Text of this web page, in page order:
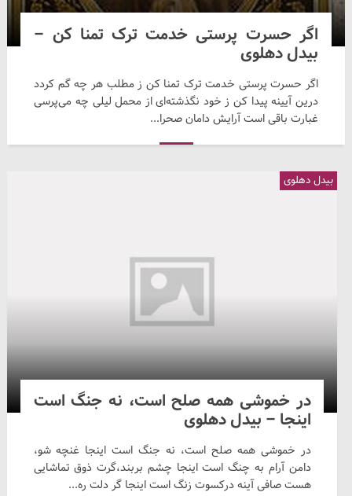
اگر حسرت پرستی خدمت ترک تمنا کن –
بیدل دهلوی
اگر حسرت پرستی خدمت ترک تمنا کن ز مطلب هر چه گم کردد
درین آیینه پیدا کن ز خود نگذشته‌ای از محمل لیلی چه می‌پرسی
غبارت باقی است آرایش دامان صحرا...
در خموشی همه صلح است‌، نه جنگ است
اینجا – بیدل دهلوی
در خموشی همه صلح است‌، نه جنگ است اینجا غنچه شو،
دامن آرام به چنگ است اینجا چشم بربند،‌گرت ذوق تماشایی
هست صافی آینه درکسوت زنگ است اینجا گر دلت ره...
بیدل دهلوی